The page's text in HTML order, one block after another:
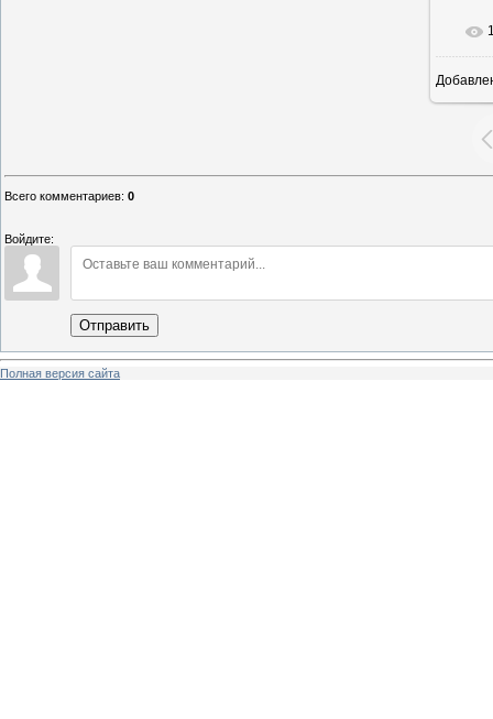
Всего комментариев: 0
Войдите:
Отправить
Полная версия сайта